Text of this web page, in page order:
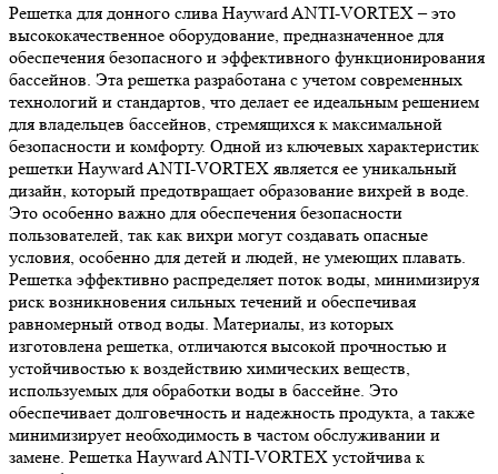
Решетка для донного слива Hayward ANTI-VORTEX – это
высококачественное оборудование, предназначенное для
обеспечения безопасного и эффективного функционирования
бассейнов. Эта решетка разработана с учетом современных
технологий и стандартов, что делает ее идеальным решением
для владельцев бассейнов, стремящихся к максимальной
безопасности и комфорту. Одной из ключевых характеристик
решетки Hayward ANTI-VORTEX является ее уникальный
дизайн, который предотвращает образование вихрей в воде.
Это особенно важно для обеспечения безопасности
пользователей, так как вихри могут создавать опасные
условия, особенно для детей и людей, не умеющих плавать.
Решетка эффективно распределяет поток воды, минимизируя
риск возникновения сильных течений и обеспечивая
равномерный отвод воды. Материалы, из которых
изготовлена решетка, отличаются высокой прочностью и
устойчивостью к воздействию химических веществ,
используемых для обработки воды в бассейне. Это
обеспечивает долговечность и надежность продукта, а также
минимизирует необходимость в частом обслуживании и
замене. Решетка Hayward ANTI-VORTEX устойчива к